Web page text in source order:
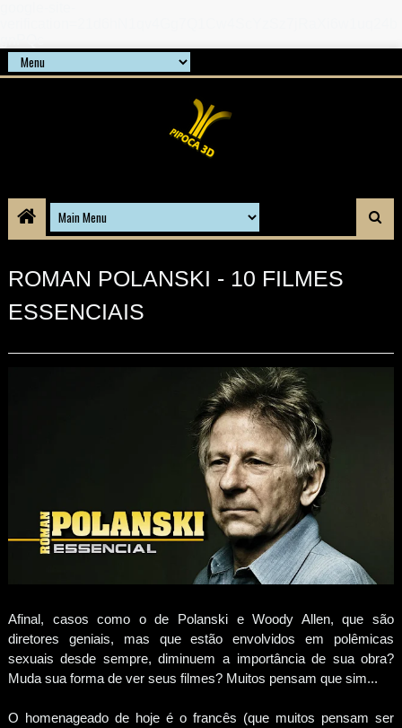
ROMAN POLANSKI - 10 FILMES
ESSENCIAIS
Afinal, casos como o de Polanski e Woody Allen, que são
diretores geniais, mas que estão envolvidos em polêmicas
sexuais desde sempre, diminuem a importância de sua obra?
Muda sua forma de ver seus filmes? Muitos pensam que sim...
O homenageado de hoje é o francês (que muitos pensam ser